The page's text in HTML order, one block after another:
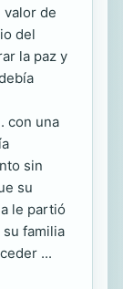
valor de
del
la paz y
con una
sin
su
le partió
familia
...